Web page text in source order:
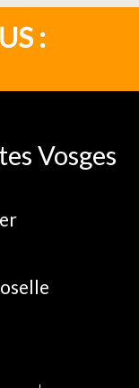
:
Vosges